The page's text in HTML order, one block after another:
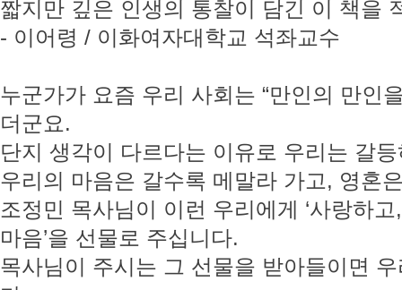
짧지만 깊은 인생의 통찰이 담긴 이 책을
- 이어령 / 이화여자대학교 석좌교수
누군가가 요즘 우리 사회는 “만인의 만인
더군요.
단지 생각이 다르다는 이유로 우리는 갈
우리의 마음은 갈수록 메말라 가고, 영혼
조정민 목사님이 이런 우리에게 ‘사랑하
마음’을 선물로 주십니다.
목사님이 주시는 그 선물을 받아들이면